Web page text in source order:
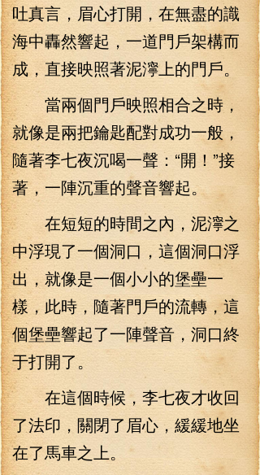
吐真言，眉心打開，在無盡的識
海中轟然響起，一道門戶架構而
成，直接映照著泥濘上的門戶。
當兩個門戶映照相合之時，
就像是兩把鑰匙配對成功一般，
隨著李七夜沉喝一聲：“開！”接
著，一陣沉重的聲音響起。
在短短的時間之內，泥濘之
中浮現了一個洞口，這個洞口浮
出，就像是一個小小的堡壘一
樣，此時，隨著門戶的流轉，這
個堡壘響起了一陣聲音，洞口終
于打開了。
在這個時候，李七夜才收回
了法印，關閉了眉心，緩緩地坐
在了馬車之上。